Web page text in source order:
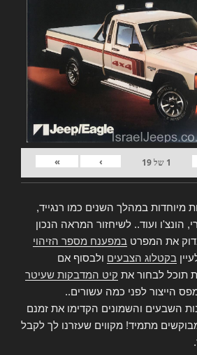
1 של19
›
»
מיוחדות במהלך השנים כמו רנגייד,
הונצ'ו ועוד.. לשיחזור המראה הנכון
את המפרט במפענח מספר הזיהוי
בקטלוג הצבעים ולבסוף אם
תוכל לבחור את קיט המדבקות שעיטר
הייצור לפני כמה עשורים..
השבעים והשמונים הקדימו את זמנם
מתמיד! מקווים שעזרנו לך לקבל